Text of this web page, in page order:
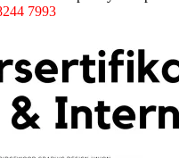
7993